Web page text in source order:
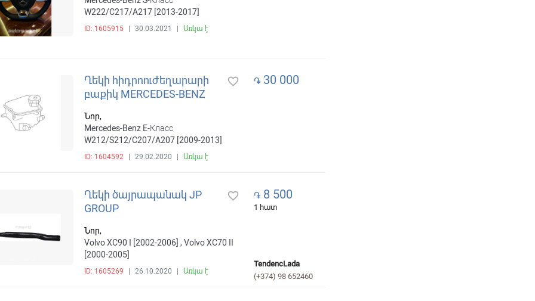
W222/C217/A217 [2013-2017]
ID: 1605915 30.03.2021 Առկա է
Ղեկի հիդրոուժեղարարի
բաքիկ MERCEDES-BENZ
Նոր,
Mercedes-Benz E-Класс
W212/S212/C207/A207 [2009-2013]
ID: 1604592 29.02.2020 Առկա է
favorite_border ֏ 30 000
Ղեկի ծայրապանակ JP
GROUP
Նոր,
Volvo XC90 I [2002-2006] , Volvo XC70 II
[2000-2005]
ID: 1605269 26.10.2020 Առկա է
favorite_border ֏ 8 500
1 հատ
TendencLada
(+374) 98 652460